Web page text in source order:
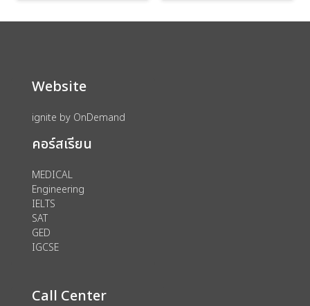
Website
ignite by OnDemand
คอร์สเรียน
MEDICAL
Engineering
IELTS
SAT
GED
IGCSE
Call Center